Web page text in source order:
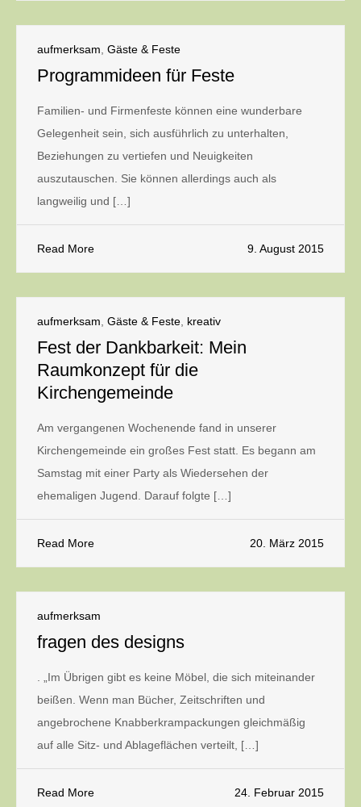
aufmerksam Gäste & Feste
Programmideen für Feste
Familien- und Firmenfeste können eine wunderbare
Gelegenheit sein, sich ausführlich zu unterhalten,
Beziehungen zu vertiefen und Neuigkeiten
auszutauschen. Sie können allerdings auch als
langweilig und […]
Read More 9. August 2015
aufmerksam Gäste & Feste kreativ
Fest der Dankbarkeit: Mein
Raumkonzept für die
Kirchengemeinde
Am vergangenen Wochenende fand in unserer
Kirchengemeinde ein großes Fest statt. Es begann am
Samstag mit einer Party als Wiedersehen der
ehemaligen Jugend. Darauf folgte […]
Read More 20. März 2015
aufmerksam
fragen des designs
. „Im Übrigen gibt es keine Möbel, die sich miteinander
beißen. Wenn man Bücher, Zeitschriften und
angebrochene Knabberkrampackungen gleichmäßig
auf alle Sitz- und Ablageflächen verteilt, […]
Read More 24. Februar 2015